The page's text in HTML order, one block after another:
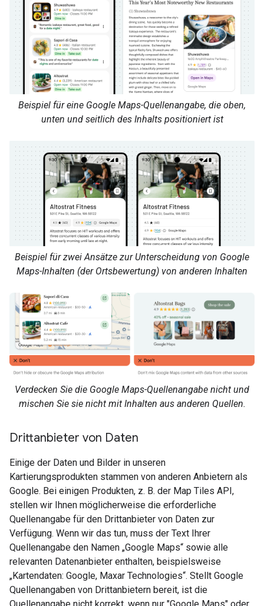
Beispiel für eine Google Maps-Quellenangabe, die oben,
unten und seitlich des Inhalts positioniert ist
Beispiel für zwei Ansätze zur Unterscheidung von Google
Maps-Inhalten (der Ortsbewertung) von anderen Inhalten
Verdecken Sie die Google Maps-Quellenangabe nicht und
mischen Sie sie nicht mit Inhalten aus anderen Quellen.
Drittanbieter von Daten
Einige der Daten und Bilder in unseren
Kartierungsprodukten stammen von anderen Anbietern als
Google. Bei einigen Produkten, z. B. der Map Tiles API,
stellen wir Ihnen möglicherweise die erforderliche
Quellenangabe für den Drittanbieter von Daten zur
Verfügung. Wenn wir das tun, muss der Text Ihrer
Quellenangabe den Namen „Google Maps“ sowie alle
relevanten Datenanbieter enthalten, beispielsweise
„Kartendaten: Google, Maxar Technologies“. Stellt Google
Quellenangaben von Drittanbietern bereit, ist die
Quellenangabe nicht korrekt, wenn nur "Google Maps" oder